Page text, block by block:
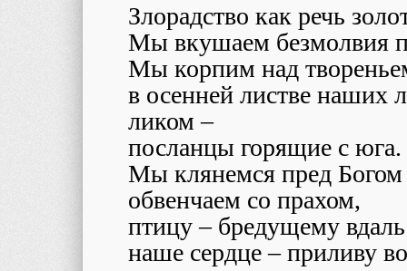
Злорадство как речь
Мы вкушаем безмолвия
Мы корпим над
в осенней листве
ликом –
посланцы горящие с юга.
Мы клянемся пред Богом
обвенчаем со прахом,
птицу – бредущему вдаль
наше сердце – приливу